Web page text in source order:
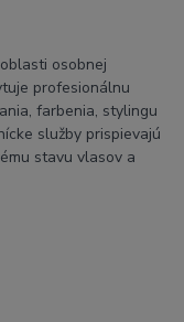
osobnej
profesionálnu
farbenia, stylingu
služby prispievajú
stavu vlasov a